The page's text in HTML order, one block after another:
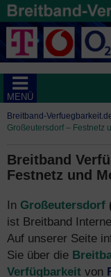
MENÜ
Breitband-
Großeutersdorf – Festnetz
Breitband
Festnetz und
In Großeutersdorf
ist Breitband
Auf unserer Seite
Sie über die
Verfügbarkeit von